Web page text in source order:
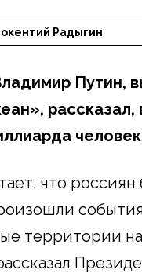
Радыгин
Путин,
рассказал,
что
события
территории